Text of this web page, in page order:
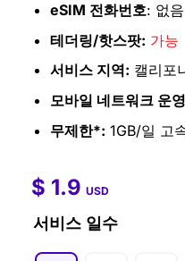
eSIM 전화번호: 없음
테더링/핫스팟: 가능
서비스 지역: 캘리포
모바일 네트워크 운
무제한*: 1GB/일 고
$ 1.9 –$
서비스 일수
$ 1.9 USD